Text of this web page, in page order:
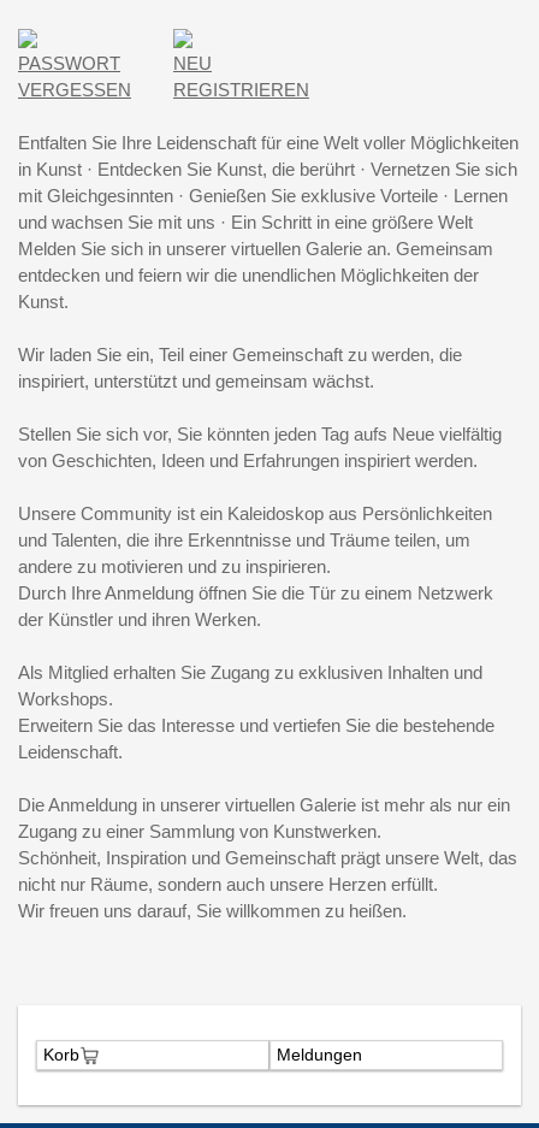
PASSWORT
VERGESSEN
NEU
REGISTRIEREN
Entfalten Sie Ihre Leidenschaft für eine Welt voller Möglichkeiten
in Kunst · Entdecken Sie Kunst, die berührt · Vernetzen Sie sich
mit Gleichgesinnten · Genießen Sie exklusive Vorteile · Lernen
und wachsen Sie mit uns · Ein Schritt in eine größere Welt
Melden Sie sich in unserer virtuellen Galerie an. Gemeinsam
entdecken und feiern wir die unendlichen Möglichkeiten der
Kunst.
Wir laden Sie ein, Teil einer Gemeinschaft zu werden, die
inspiriert, unterstützt und gemeinsam wächst.
Stellen Sie sich vor, Sie könnten jeden Tag aufs Neue vielfältig
von Geschichten, Ideen und Erfahrungen inspiriert werden.
Unsere Community ist ein Kaleidoskop aus Persönlichkeiten
und Talenten, die ihre Erkenntnisse und Träume teilen, um
andere zu motivieren und zu inspirieren.
Durch Ihre Anmeldung öffnen Sie die Tür zu einem Netzwerk
der Künstler und ihren Werken.
Als Mitglied erhalten Sie Zugang zu exklusiven Inhalten und
Workshops.
Erweitern Sie das Interesse und vertiefen Sie die bestehende
Leidenschaft.
Die Anmeldung in unserer virtuellen Galerie ist mehr als nur ein
Zugang zu einer Sammlung von Kunstwerken.
Schönheit, Inspiration und Gemeinschaft prägt unsere Welt, das
nicht nur Räume, sondern auch unsere Herzen erfüllt.
Wir freuen uns darauf, Sie willkommen zu heißen.
Korb Meldungen